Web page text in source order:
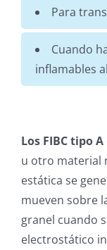
Para
Cuando
inflamables
Los FIBC tipo A
u otro material
estática se
mueven sobre
granel cuando
electrostático